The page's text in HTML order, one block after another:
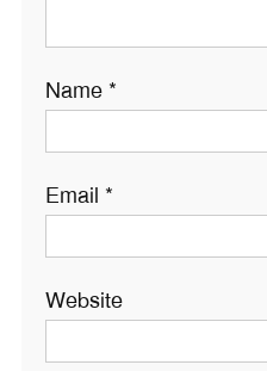
Name *
Email *
Website